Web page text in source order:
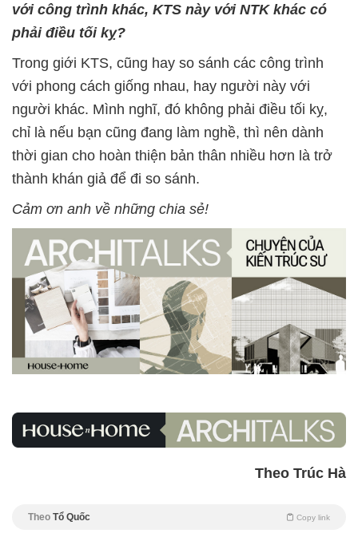
với công trình khác, KTS này với NTK khác có
phải điều tối kỵ?
Trong giới KTS, cũng hay so sánh các công trình
với phong cách giống nhau, hay người này với
người khác. Mình nghĩ, đó không phải điều tối kỵ,
chỉ là nếu bạn cũng đang làm nghề, thì nên dành
thời gian cho hoàn thiện bản thân nhiều hơn là trở
thành khán giả để đi so sánh.
Cảm ơn anh về những chia sẻ!
Theo Trúc Hà
Theo Tổ Quốc Copy link